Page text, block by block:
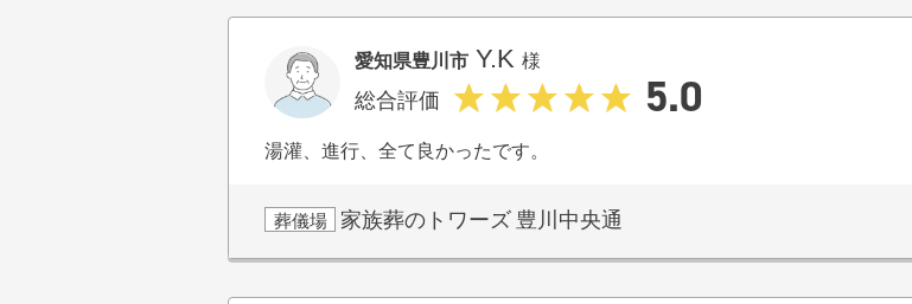
愛知県豊川市 Y.K 様
総合評価 5.0
湯灌、進行、全て良かったです。
葬儀場 家族葬のトワーズ 豊川中央通